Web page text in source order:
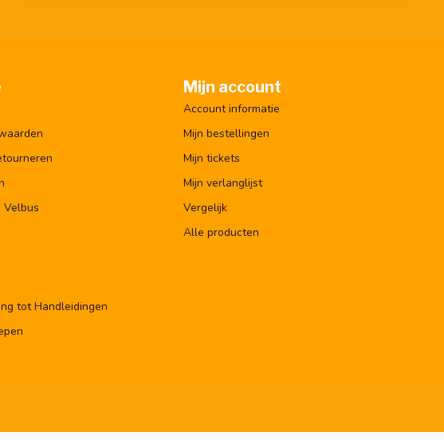
Velbus
tot Handleidingen
Mijn account
Account informatie
Mijn bestellingen
Mijn tickets
Mijn verlanglijst
Vergelijk
Alle producten